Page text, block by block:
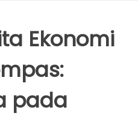
Ekonomi
pada